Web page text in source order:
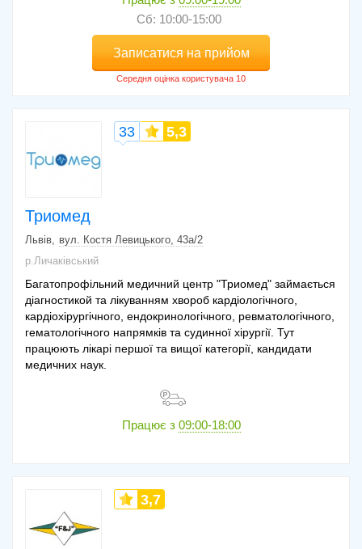
Сб: 10:00-15:00
Записатися на прийом
Триомед
33 5,3
Львів
вул. Костя Левицького, 43а/2
р.Личаківський
Багатопрофільний медичний центр "Триомед" займається
діагностикой та лікуванням хвороб кардіологічного,
кардіохірургічного, ендокринологічного, ревматологічного,
гематологічного напрямків та судинної хірургії. Тут
працюють лікарі першої та вищої категорії, кандидати
медичних наук.
Працює з 09:00-18:00
3,7